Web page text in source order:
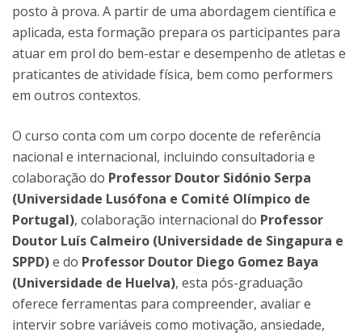
posto à prova. A partir de uma abordagem científica e
aplicada, esta formação prepara os participantes para
atuar em prol do bem-estar e desempenho de atletas e
praticantes de atividade física, bem como performers
em outros contextos.
O curso conta com um corpo docente de referência
nacional e internacional, incluindo consultadoria e
colaboração do Professor Doutor Sidónio Serpa
(Universidade Lusófona e Comité Olímpico de
Portugal), colaboração internacional do Professor
Doutor Luís Calmeiro (Universidade de Singapura e
SPPD)e do Professor Doutor Diego Gomez Baya
(Universidade de Huelva), esta pós-graduação
oferece ferramentas para compreender, avaliar e
intervir sobre variáveis como motivação, ansiedade,